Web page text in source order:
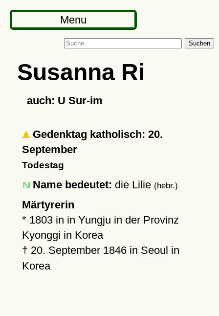
Menu
Suchen
Susanna Ri
auch: U Sur-im
Gedenktag katholisch: 20.
September
Todestag
Name bedeutet: die Lilie (hebr.)
Märtyrerin
* 1803in in Yungju in der Provinz
Kyonggi in Korea
† 20. September 1846in Seoul in
Korea